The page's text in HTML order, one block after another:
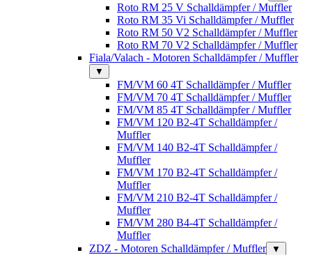
Roto RM 25 V Schalldämpfer / Muffler
Roto RM 35 Vi Schalldämpfer / Muffler
Roto RM 50 V2 Schalldämpfer / Muffler
Roto RM 70 V2 Schalldämpfer / Muffler
Fiala/Valach - Motoren Schalldämpfer / Muffler
▼
FM/VM 60 4T Schalldämpfer / Muffler
FM/VM 70 4T Schalldämpfer / Muffler
FM/VM 85 4T Schalldämpfer / Muffler
FM/VM 120 B2-4T Schalldämpfer /
Muffler
FM/VM 140 B2-4T Schalldämpfer /
Muffler
FM/VM 170 B2-4T Schalldämpfer /
Muffler
FM/VM 210 B2-4T Schalldämpfer /
Muffler
FM/VM 280 B4-4T Schalldämpfer /
Muffler
ZDZ - Motoren Schalldämpfer / Muffler
▼